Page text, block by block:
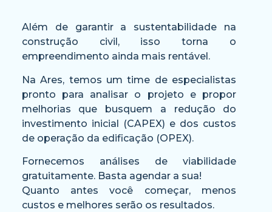
Além de garantir a sustentabilidade na
construção civil, isso torna o
empreendimento ainda mais rentável.
Na Ares, temos um time de especialistas
pronto para analisar o projeto e propor
melhorias que busquem a redução do
investimento inicial (CAPEX) e dos custos
de operação da edificação (OPEX).
Fornecemos análises de viabilidade
gratuitamente. Basta agendar a sua!
Quanto antes você começar, menos
custos e melhores serão os resultados.